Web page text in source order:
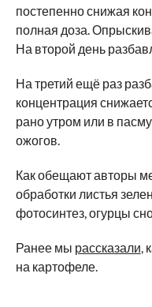
постепенно снижая
полная доза.
На второй день
На третий ещё раз
концентрация
рано утром или в
ожогов.
Как обещают авторы
обработки листья
фотосинтез, огурцы
Ранее мы рассказали ,
на картофеле.